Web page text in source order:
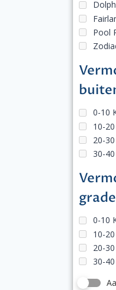
Pool
0-10
10-
20-
30-
0-10
10-
20-
30-